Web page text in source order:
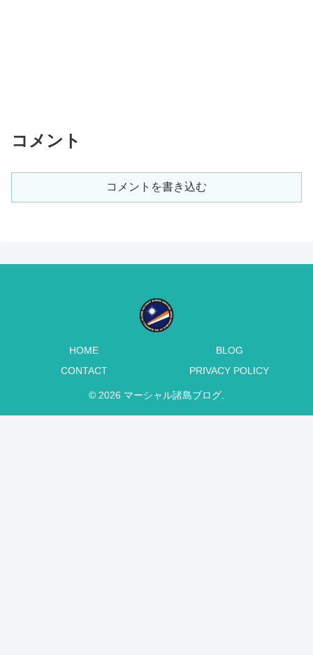
コメント
コメントを書き込む
HOME
BLOG
CONTACT
PRIVACY POLICY
© 2026 マーシャル諸島ブログ.